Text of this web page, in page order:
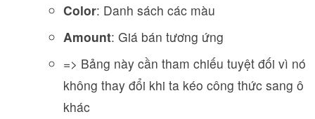
Color: Danh sách các màu
Amount: Giá bán tương ứng
=> Bảng này cần tham chiếu tuyệt đối vì nó
không thay đổi khi ta kéo công thức sang ô
khác